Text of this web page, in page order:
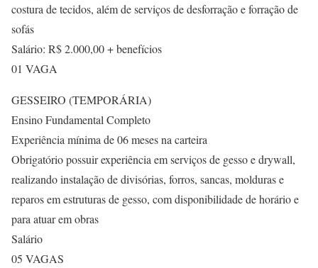
costura de tecidos, além de serviços de desforração e forração de
sofás
Salário: R$ 2.000,00 + benefícios
01 VAGA
GESSEIRO (TEMPORÁRIA)
Ensino Fundamental Completo
Experiência mínima de 06 meses na carteira
Obrigatório possuir experiência em serviços de gesso e drywall,
realizando instalação de divisórias, forros, sancas, molduras e
reparos em estruturas de gesso, com disponibilidade de horário e
para atuar em obras
Salário
05 VAGAS